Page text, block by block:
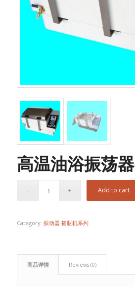
高温油浴振荡器
Add to cart
Category: 振动器 摇瓶机系列
商品详情 Reviews (0)